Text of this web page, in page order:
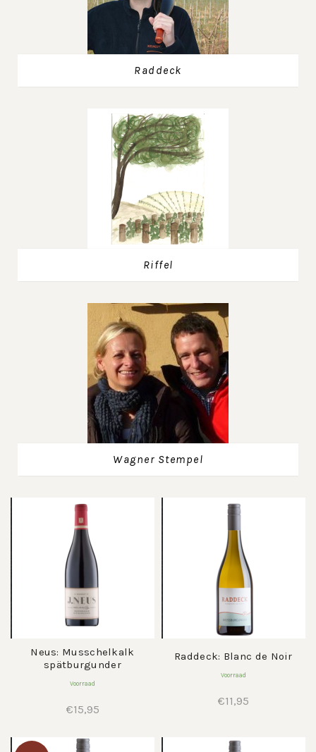
Raddeck
Riffel
Wagner Stempel
Neus: Musschelkalk
spätburgunder
Voorraad
€15,95
Raddeck: Blanc de Noir
Voorraad
€11,95